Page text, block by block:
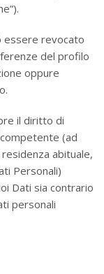
essere revocato
del profilo
oppure
il diritto di
(ad
abituale,
Personali)
Dati sia contrario
personali